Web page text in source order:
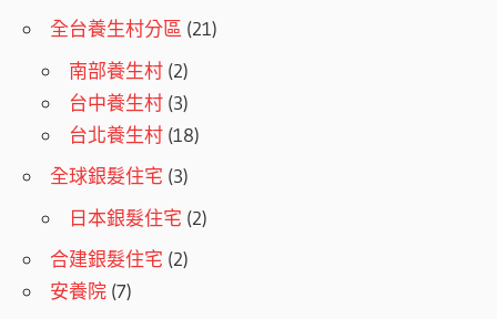
全台養生村分區 (21)
南部養生村 (2)
台中養生村 (3)
台北養生村 (18)
全球銀髮住宅 (3)
日本銀髮住宅 (2)
合建銀髮住宅 (2)
安養院 (7)